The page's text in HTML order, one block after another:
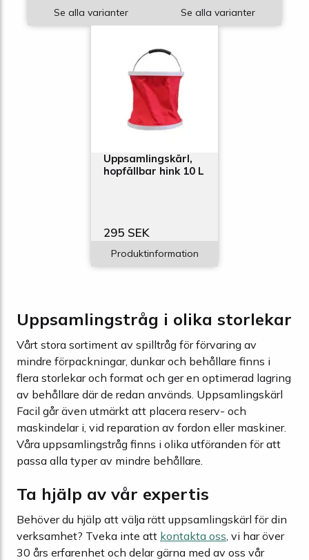
Se alla varianter Se alla varianter
Uppsamlingskärl,
hopfällbar hink 10 L
295 SEK
Produktinformation
Uppsamlingstråg i olika storlekar
Vårt stora sortiment av spilltråg för förvaring av
mindre förpackningar, dunkar och behållare finns i
flera storlekar och format och ger en optimerad lagring
av behållare där de redan används. Uppsamlingskärl
Facil går även utmärkt att placera reserv- och
maskindelar i, vid reparation av fordon eller maskiner.
Våra uppsamlingstråg finns i olika utföranden för att
passa alla typer av mindre behållare.
Ta hjälp av vår expertis
Behöver du hjälp att välja rätt uppsamlingskärl för din
verksamhet? Tveka inte att kontakta oss, vi har över
30 års erfarenhet och delar gärna med av oss vår